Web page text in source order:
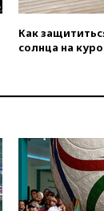
Как
солнца на